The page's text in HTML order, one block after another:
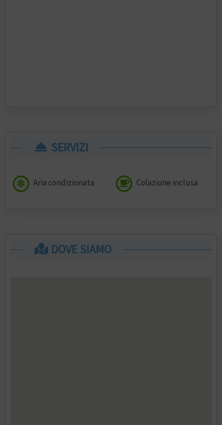
SERVIZI
Aria condizionata Colazione inclusa
DOVE SIAMO